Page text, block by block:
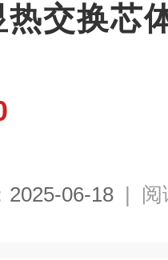
热交换芯
2025-06-18 | 阅